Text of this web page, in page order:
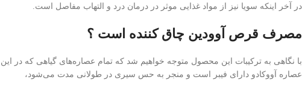
در آخر اینکه سویا نیز از مواد غذایی موثر در درمان درد و التهاب مفاصل است.
مصرف قرص آوودین چاق کننده است ؟
با نگاهی به ترکیبات این محصول متوجه خواهیم شد که تمام عصاره‌های گیاهی که در
عصاره آووکادو دارای فیبر است و منجر به حس سیری در طولانی‌ مدت می‌‌شود،